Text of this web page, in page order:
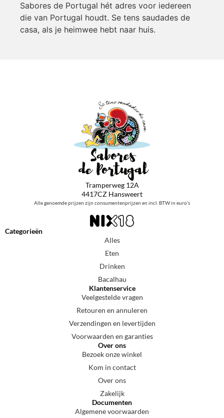
Sabores de Portugal hét adres voor iedereen
die van Portugal houdt. Se tens saudades de
casa, als je heimwee hebt naar huis.
Tramperweg 12A
4417CZ Hansweert
Alle genoemde prijzen zijn consumentenprijzen en incl. BTW in euro’s
Categorieën
Alles
Eten
Drinken
Bacalhau
Klantenservice
Veelgestelde vragen
Retouren en annuleren
Verzendingen en levertijden
Voorwaarden en garanties
Over ons
Bezoek onze winkel
Kom in contact
Over ons
Zakelijk
Documenten
Algemene voorwaarden